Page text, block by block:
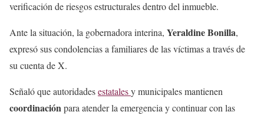
verificación de riesgos estructurales dentro del inmueble.
Ante la situación, la gobernadora interina, Yeraldine Bonilla,
expresó sus condolencias a familiares de las víctimas a través de
su cuenta de X.
Señaló que autoridadesestatalesy municipales mantienen
coordinación para atender la emergencia y continuar con las